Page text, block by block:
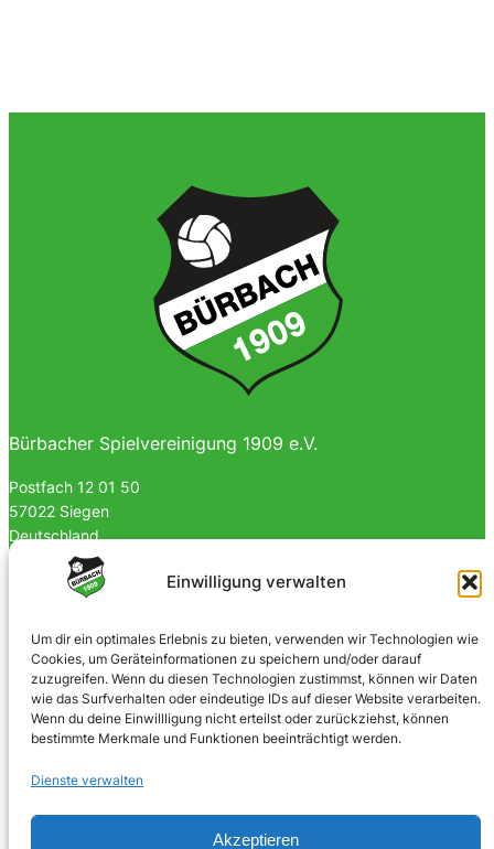
Einwilligung verwalten
Um dir ein optimales Erlebnis zu bieten, verwenden wir Technologien wie
Cookies, um Geräteinformationen zu speichern und/oder darauf
zuzugreifen. Wenn du diesen Technologien zustimmst, können wir Daten
wie das Surfverhalten oder eindeutige IDs auf dieser Website verarbeiten.
Wenn du deine Einwillligung nicht erteilst oder zurückziehst, können
bestimmte Merkmale und Funktionen beeinträchtigt werden.
Dienste verwalten
Akzeptieren
Bürbacher Spielvereinigung 1909 e.V.
Postfach 12 01 50
57022 Siegen
Deutschland
0170 4903023
SOZIALE NETZWERKE
Facebook
Instagram